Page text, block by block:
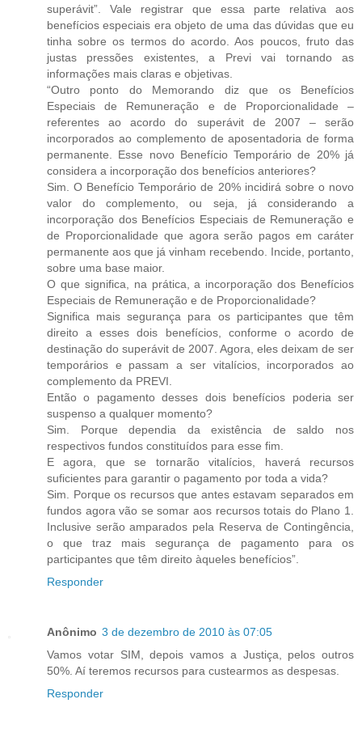
superávit”. Vale registrar que essa parte relativa aos
benefícios especiais era objeto de uma das dúvidas que eu
tinha sobre os termos do acordo. Aos poucos, fruto das
justas pressões existentes, a Previ vai tornando as
informações mais claras e objetivas.
“Outro ponto do Memorando diz que os Benefícios
Especiais de Remuneração e de Proporcionalidade –
referentes ao acordo do superávit de 2007 – serão
incorporados ao complemento de aposentadoria de forma
permanente. Esse novo Benefício Temporário de 20% já
considera a incorporação dos benefícios anteriores?
Sim. O Benefício Temporário de 20% incidirá sobre o novo
valor do complemento, ou seja, já considerando a
incorporação dos Benefícios Especiais de Remuneração e
de Proporcionalidade que agora serão pagos em caráter
permanente aos que já vinham recebendo. Incide, portanto,
sobre uma base maior.
O que significa, na prática, a incorporação dos Benefícios
Especiais de Remuneração e de Proporcionalidade?
Significa mais segurança para os participantes que têm
direito a esses dois benefícios, conforme o acordo de
destinação do superávit de 2007. Agora, eles deixam de ser
temporários e passam a ser vitalícios, incorporados ao
complemento da PREVI.
Então o pagamento desses dois benefícios poderia ser
suspenso a qualquer momento?
Sim. Porque dependia da existência de saldo nos
respectivos fundos constituídos para esse fim.
E agora, que se tornarão vitalícios, haverá recursos
suficientes para garantir o pagamento por toda a vida?
Sim. Porque os recursos que antes estavam separados em
fundos agora vão se somar aos recursos totais do Plano 1.
Inclusive serão amparados pela Reserva de Contingência,
o que traz mais segurança de pagamento para os
participantes que têm direito àqueles benefícios”.
Responder
Anônimo 3 de dezembro de 2010 às 07:05
Vamos votar SIM, depois vamos a Justiça, pelos outros
50%. Aí teremos recursos para custearmos as despesas.
Responder